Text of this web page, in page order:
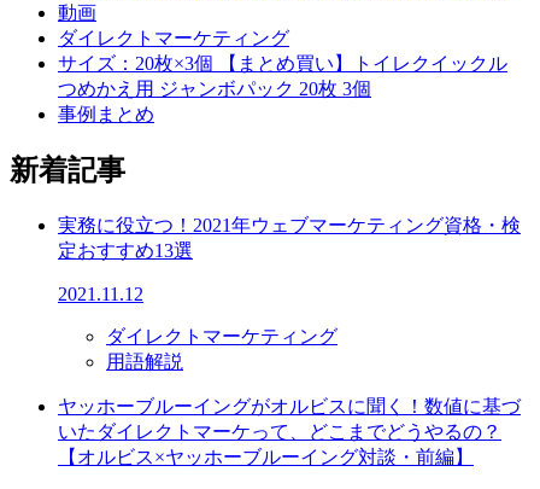
動画
ダイレクトマーケティング
サイズ：20枚×3個 【まとめ買い】トイレクイックル
つめかえ用 ジャンボパック 20枚 3個
事例まとめ
新着記事
実務に役立つ！2021年ウェブマーケティング資格・検
定おすすめ13選
2021.11.12
ダイレクトマーケティング
用語解説
ヤッホーブルーイングがオルビスに聞く！数値に基づ
いたダイレクトマーケって、どこまでどうやるの？
【オルビス×ヤッホーブルーイング対談・前編】